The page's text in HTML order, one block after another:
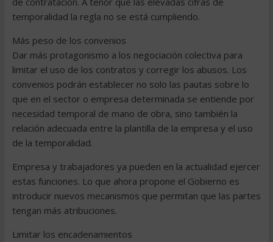
temporalidad la regla no se está cumpliendo.
Más peso de los convenios
Dar más protagonismo a los negociación colectiva para
limitar el uso de los contratos y corregir los abusos. Los
convenios podrán establecer no solo las pautas sobre lo
que en el sector o empresa determinada se entiende por
necesidad temporal de mano de obra, sino también la
relación adecuada entre la plantilla de la empresa y el uso
de la temporalidad.
Empresa y trabajadores ya pueden en la actualidad ejercer
estas funciones. Lo que ahora propone el Gobierno es
introducir nuevos mecanismos que permitan que las partes
tengan más atribuciones.
Limitar los encadenamientos